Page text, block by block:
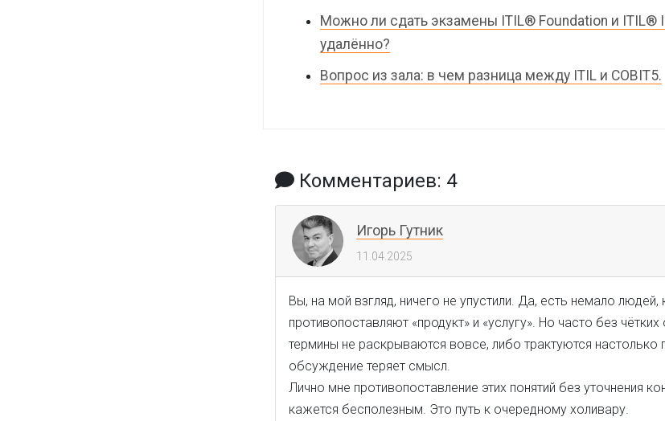
Можно ли сдать экзамены ITIL® Foundation и ITIL®
удалённо?
Вопрос из зала: в чем разница между ITIL и COBIT5.
Комментариев: 4
Игорь Гутник
11.04.2025
Вы, на мой взгляд, ничего не упустили. Да, есть немало людей,
противопоставляют «продукт» и «услугу». Но часто без
термины не раскрываются вовсе, либо трактуются настолько
обсуждение теряет смысл.
Лично мне противопоставление этих понятий без уточнения
кажется бесполезным. Это путь к очередному холивару.